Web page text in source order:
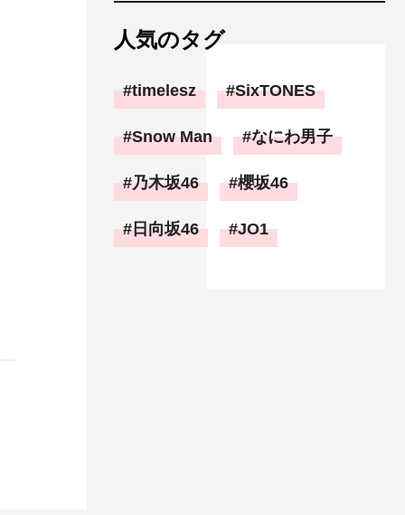
人気のタグ
timelesz SixTONES
Snow Man なにわ男子
乃木坂46 櫻坂46
日向坂46 JO1